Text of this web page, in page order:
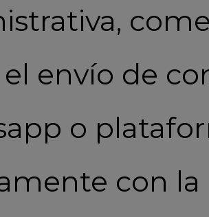
envío de
o
con la